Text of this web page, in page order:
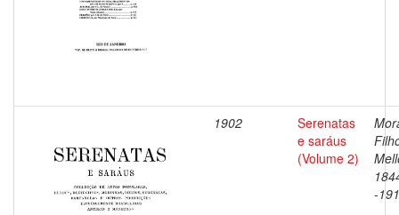
1902
Serenatas
e saráus
(Volume 2)
-